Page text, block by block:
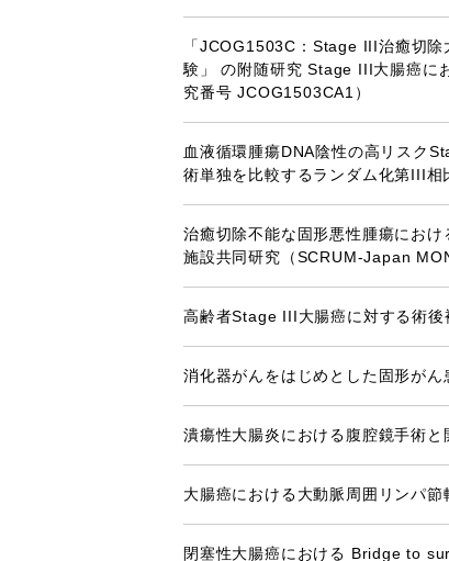
「JCOG1503C：Stage III治癒切
験」 の附随研究 Stage III大腸癌に
究番号 JCOG1503CA1）
血液循環腫瘍DNA陰性の高リスク
術単独を比較するランダム化第III相
治癒切除不能な固形悪性腫瘍にお
施設共同研究（SCRUM-Japan
高齢者Stage III大腸癌に対する術後
消化器がんをはじめとした固形が
潰瘍性大腸炎における腹腔鏡手術
大腸癌における大動脈周囲リンパ
閉塞性大腸癌における Bridge to